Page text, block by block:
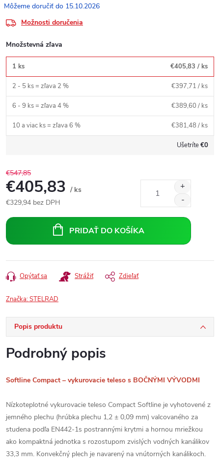
15.10.2026
Možnosti doručenia
Množstevná zľava
1 ks €405,83 / ks
2 - 5 ks = zľava 2 % €397,71 / ks
6 - 9 ks = zľava 4 % €389,60 / ks
10 a viac ks = zľava 6 % €381,48 / ks
Ušetríte€0
€547,85
€405,83 / ks
€329,94 bez DPH
cena:
PRIDAŤ DO KOŠÍKA
Opýtať sa Strážiť Zdieľať
Značka:STELRAD
Popis produktu
Podrobný popis
Softline Compact – vykurovacie teleso s BOČNÝMI VÝVODMI
Nízkoteplotné vykurovacie teleso Compact Softline je vyhotovené z
jemného plechu (hrúbka plechu 1,2 ± 0,09 mm) valcovaného za
studena podľa EN442-1s postrannými krytmi a hornou mriežkou
ako kompaktná jednotka s rozostupom zvislých vodných kanálikov
33,3 mm. Konvekčný plech je navarený na vnútorných kanálikoch.